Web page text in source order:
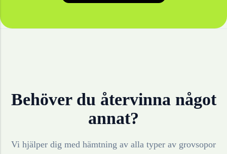
Behöver du återvinna något
annat?
Vi hjälper dig med hämtning av alla typer av grovsopor